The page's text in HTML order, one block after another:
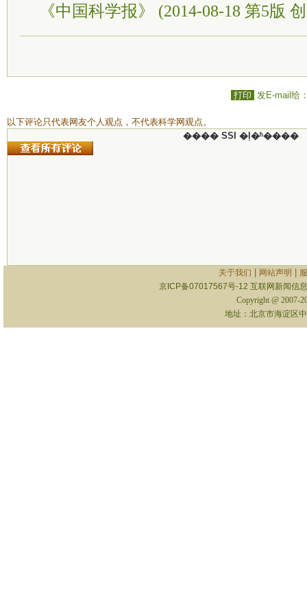
《中国科学报》 (2014-08-18 第5版
打印 发E-mail给
以下评论只代表网友个人观点，不代表科学网观点。
���� SSI �ļ�ʱ����
关于我们 网站声明
京ICP备07017567号-12 互联网新闻信
Copyright @ 2007-
地址：北京市海淀区